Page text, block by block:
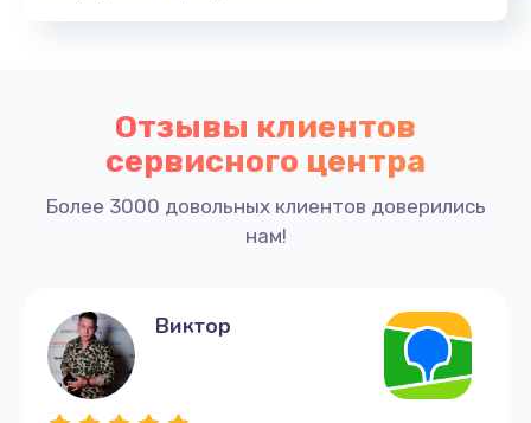
Отзывы клиентов
сервисного центра
Более 3000 довольных клиентов доверились
нам!
Виктор